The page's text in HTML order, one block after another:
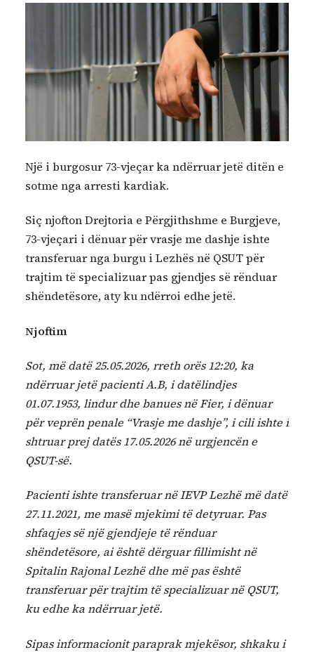
Një i burgosur 73-vjeçar ka ndërruar jetë ditën e
sotme nga arresti kardiak.
Siç njofton Drejtoria e Përgjithshme e Burgjeve,
73-vjeçari i dënuar për vrasje me dashje ishte
transferuar nga burgu i Lezhës në QSUT për
trajtim të specializuar pas gjendjes së rënduar
shëndetësore, aty ku ndërroi edhe jetë.
Njoftim
Sot, më datë 25.05.2026, rreth orës 12:20, ka
ndërruar jetë pacienti A.B, i datëlindjes
01.07.1953, lindur dhe banues në Fier, i dënuar
për veprën penale “Vrasje me dashje”, i cili ishte i
shtruar prej datës 17.05.2026 në urgjencën e
QSUT-së.
Pacienti ishte transferuar në IEVP Lezhë më datë
27.11.2021, me masë mjekimi të detyruar. Pas
shfaqjes së një gjendjeje të rënduar
shëndetësore, ai është dërguar fillimisht në
Spitalin Rajonal Lezhë dhe më pas është
transferuar për trajtim të specializuar në QSUT,
ku edhe ka ndërruar jetë.
Sipas informacionit paraprak mjekësor, shkaku i